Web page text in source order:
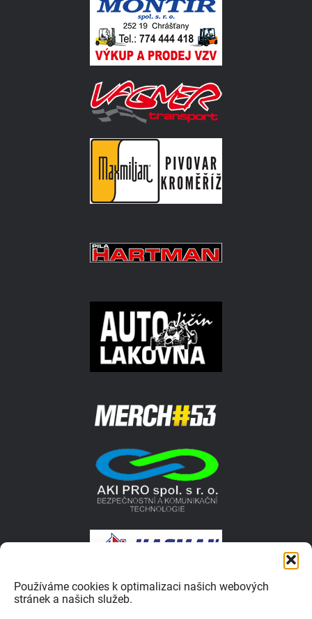
Používáme cookies k optimalizaci našich webových
stránek a našich služeb.